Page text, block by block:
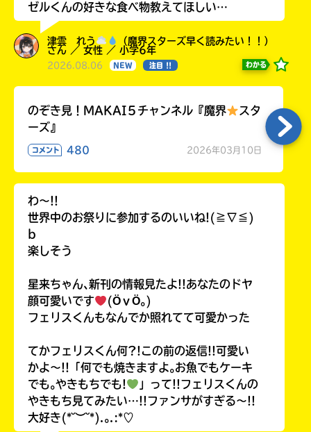
ゼルくんの好きな食べ物教えてほしい…
津雲 れう
（魔界スターズ早く読みたい！！）
さん ／ 女性 ／ 小学6年
2026.08.06 NEW 注目 !! わかる
のぞき見！MAKAI５チャンネル『魔界
スタ
ーズ』
コメント 480 2026年03月10日
わ〜!!
世界中のお祭りに参加するのいいね!(≧∇≦)
b
楽しそう
星来ちゃん､新刊の情報見たよ!!あなたのドヤ
顔可愛いです
(ӦｖӦ｡)
フェリスくんもなんでか照れてて可愛かった
てかフェリスくん何?!この前の返信!!可愛い
かよ〜!!「何でも焼きますよ｡お魚でもケーキ
でも｡やきもちでも!
」って!!フェリスくんの
やきもち見てみたい…!!ファンサがすぎる〜!!
大好き(*˘︶˘*).｡.:*♡